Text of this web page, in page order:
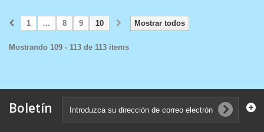
Mostrar todos
1 ... 8 9 10
Mostrando 109 - 113 de 113 items
Boletín